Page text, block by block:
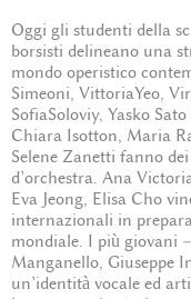
Oggi gli studenti della
borsisti delineano una
mondo operistico
Simeoni, VittoriaYeo,
SofiaSoloviy, Yasko
Chiara Isotton, Maria
Selene Zanetti fanno
d’orchestra. Ana
Eva Jeong, Elisa Cho
internazionali in
mondiale. I più giovani
Manganello, Giuseppe
un’identità vocale ed